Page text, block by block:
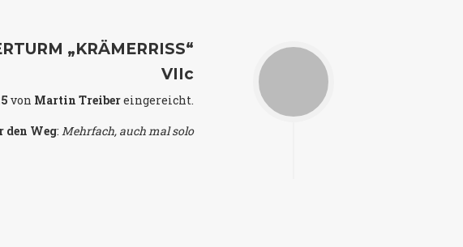
„KRÄMERRISS“
VIIc
von Martin Treibereingereicht.
den Weg:Mehrfach, auch mal solo